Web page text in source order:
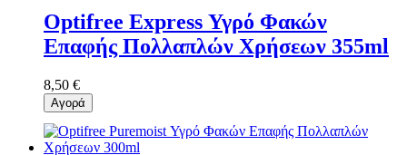
Optifree Express Υγρό Φακών
Επαφής Πολλαπλών Χρήσεων 355ml
8,50 €
Αγορά